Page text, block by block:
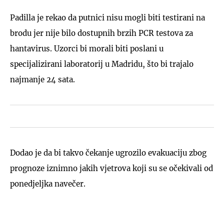
Padilla je rekao da putnici nisu mogli biti testirani na
brodu jer nije bilo dostupnih brzih PCR testova za
hantavirus. Uzorci bi morali biti poslani u
specijalizirani laboratorij u Madridu, što bi trajalo
najmanje 24 sata.
Dodao je da bi takvo čekanje ugrozilo evakuaciju zbog
prognoze iznimno jakih vjetrova koji su se očekivali od
ponedjeljka navečer.